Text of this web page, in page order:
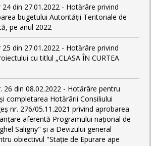
din 27.01.2022 - Hotărâre privind
bugetului Autorității Teritoriale de
pe anul 2022
din 27.01.2022 - Hotărâre privind
cu titlul „CLASA ÎN CURTEA
26 din 08.02.2022 - Hotărâre pentru
completarea Hotărârii Consiliului
nr. 276/05.11.2021 privind aprobarea
aferentă Programului național de
Saligny" și a Devizului general
obiectivul "Stație de Epurare ape